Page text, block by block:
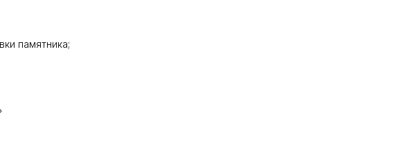
памятника;